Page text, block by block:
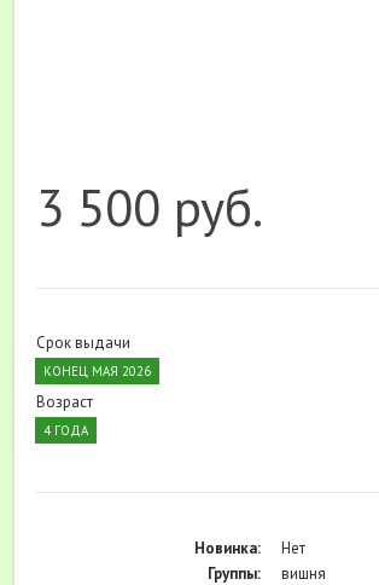
3 500 руб.
Срок выдачи
КОНЕЦ МАЯ 2026
Возраст
4 ГОДА
Новинка:
Нет
Группы:
вишня